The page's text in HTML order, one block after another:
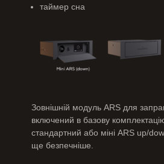
таймер сна
Зовнішній модуль ARS для
включений в базову
стандартний або міні ARS up/
ще безпечніше.